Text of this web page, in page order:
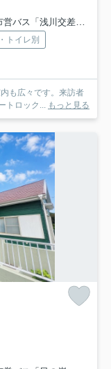
浅川交差点」バス停下車 徒歩1分
トイレ別
も広々です。来訪者
トロック... もっと見る